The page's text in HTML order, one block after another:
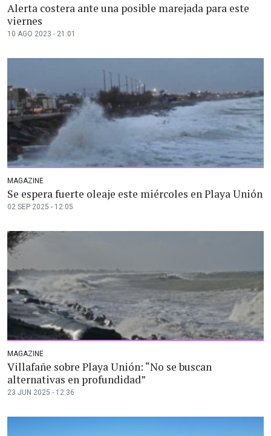
Alerta costera ante una posible marejada para este
viernes
10 AGO 2023 - 21:01
MAGAZINE
Se espera fuerte oleaje este miércoles en Playa Unión
02 SEP 2025 - 12:05
MAGAZINE
Villafañe sobre Playa Unión: “No se buscan
alternativas en profundidad”
23 JUN 2025 - 12:36